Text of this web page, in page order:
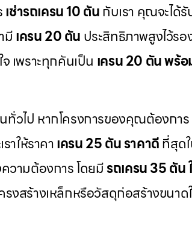
เช่ารถเครน 10 ตันกับเรา คุณจะได้
มีเครน 20 ตัน ประสิทธิภาพสูงไว้รอ
เพราะทุกคันเป็น เครน 20 ตัน พร้
ทั่วไป หากโครงการของคุณต้องการ
าให้ราคาเครน 25 ตัน ราคาดีที่สุด
วามต้องการ โดยมีรถเครน 35 ตัน
รงสร้างเหล็กหรือวัสดุก่อสร้างขนา